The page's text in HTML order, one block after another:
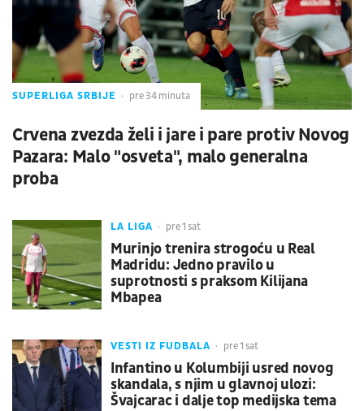
SUPERLIGA SRBIJE pre 34 minuta
Crvena zvezda želi i jare i pare protiv Novog
Pazara: Malo "osveta", malo generalna
proba
LA LIGA pre 1 sat
Murinjo trenira strogoću u Real
Madridu: Jedno pravilo u
suprotnosti s praksom Kilijana
Mbapea
VESTI IZ FUDBALA pre 1 sat
Infantino u Kolumbiji usred novog
skandala, s njim u glavnoj ulozi:
Švajcarac i dalje top medijska tema